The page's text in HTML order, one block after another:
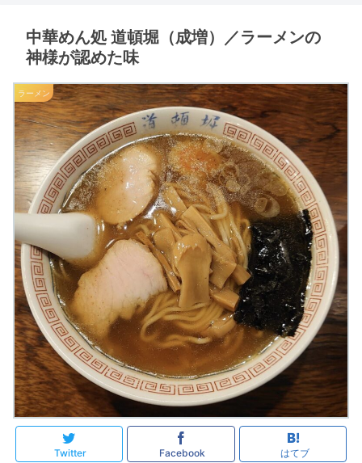
中華めん処 道頓堀（成増）／ラーメンの
神様が認めた味
ラーメン
Twitter Facebook はてブ